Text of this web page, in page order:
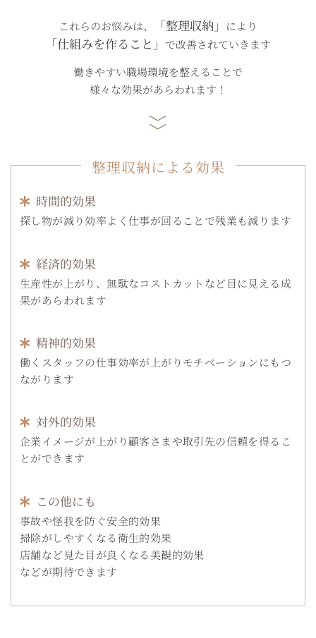
これらのお悩みは、 「整理収納」 により
「仕組みを作ること」 で改善されていきます
働きやすい職場環境を整えることで
様々な効果があらわれます！
整理収納による効果
時間的効果
探し物が減り効率よく仕事が回ることで残業も減ります
経済的効果
生産性が上がり、無駄なコストカットなど目に見える成
果があらわれます
精神的効果
働くスタッフの仕事効率が上がりモチベーションにもつ
ながります
対外的効果
企業イメージが上がり顧客さまや取引先の信頼を得るこ
とができます
この他にも
事故や怪我を防ぐ安全的効果
掃除がしやすくなる衛生的効果
店舗など見た目が良くなる美観的効果
などが期待できます